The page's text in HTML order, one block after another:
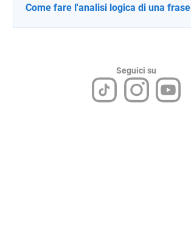
Come fare l'analisi logica di una frase
Seguici su